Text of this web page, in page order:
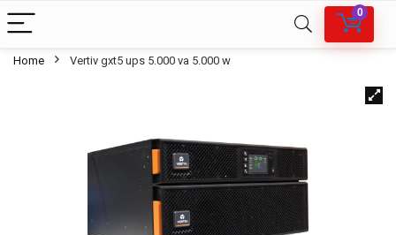
0
Home Vertiv gxt5 ups 5.000 va 5.000 w